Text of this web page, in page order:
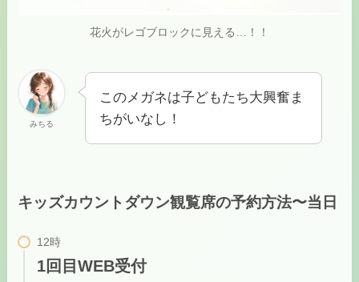
花火がレゴブロックに見える…！！
みちる
このメガネは子どもたち大興奮ま
ちがいなし！
キッズカウントダウン観覧席の予約方法〜当日
1回目WEB受付